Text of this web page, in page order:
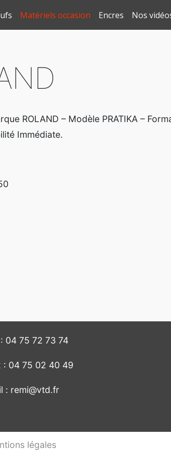
Matériels occasion Encres Nos
ROLAND – Modèle PRATIKA –
Immédiate.
04 75 72 73 74
: 04 75 02 40 49
: remi@vtd.fr
légales